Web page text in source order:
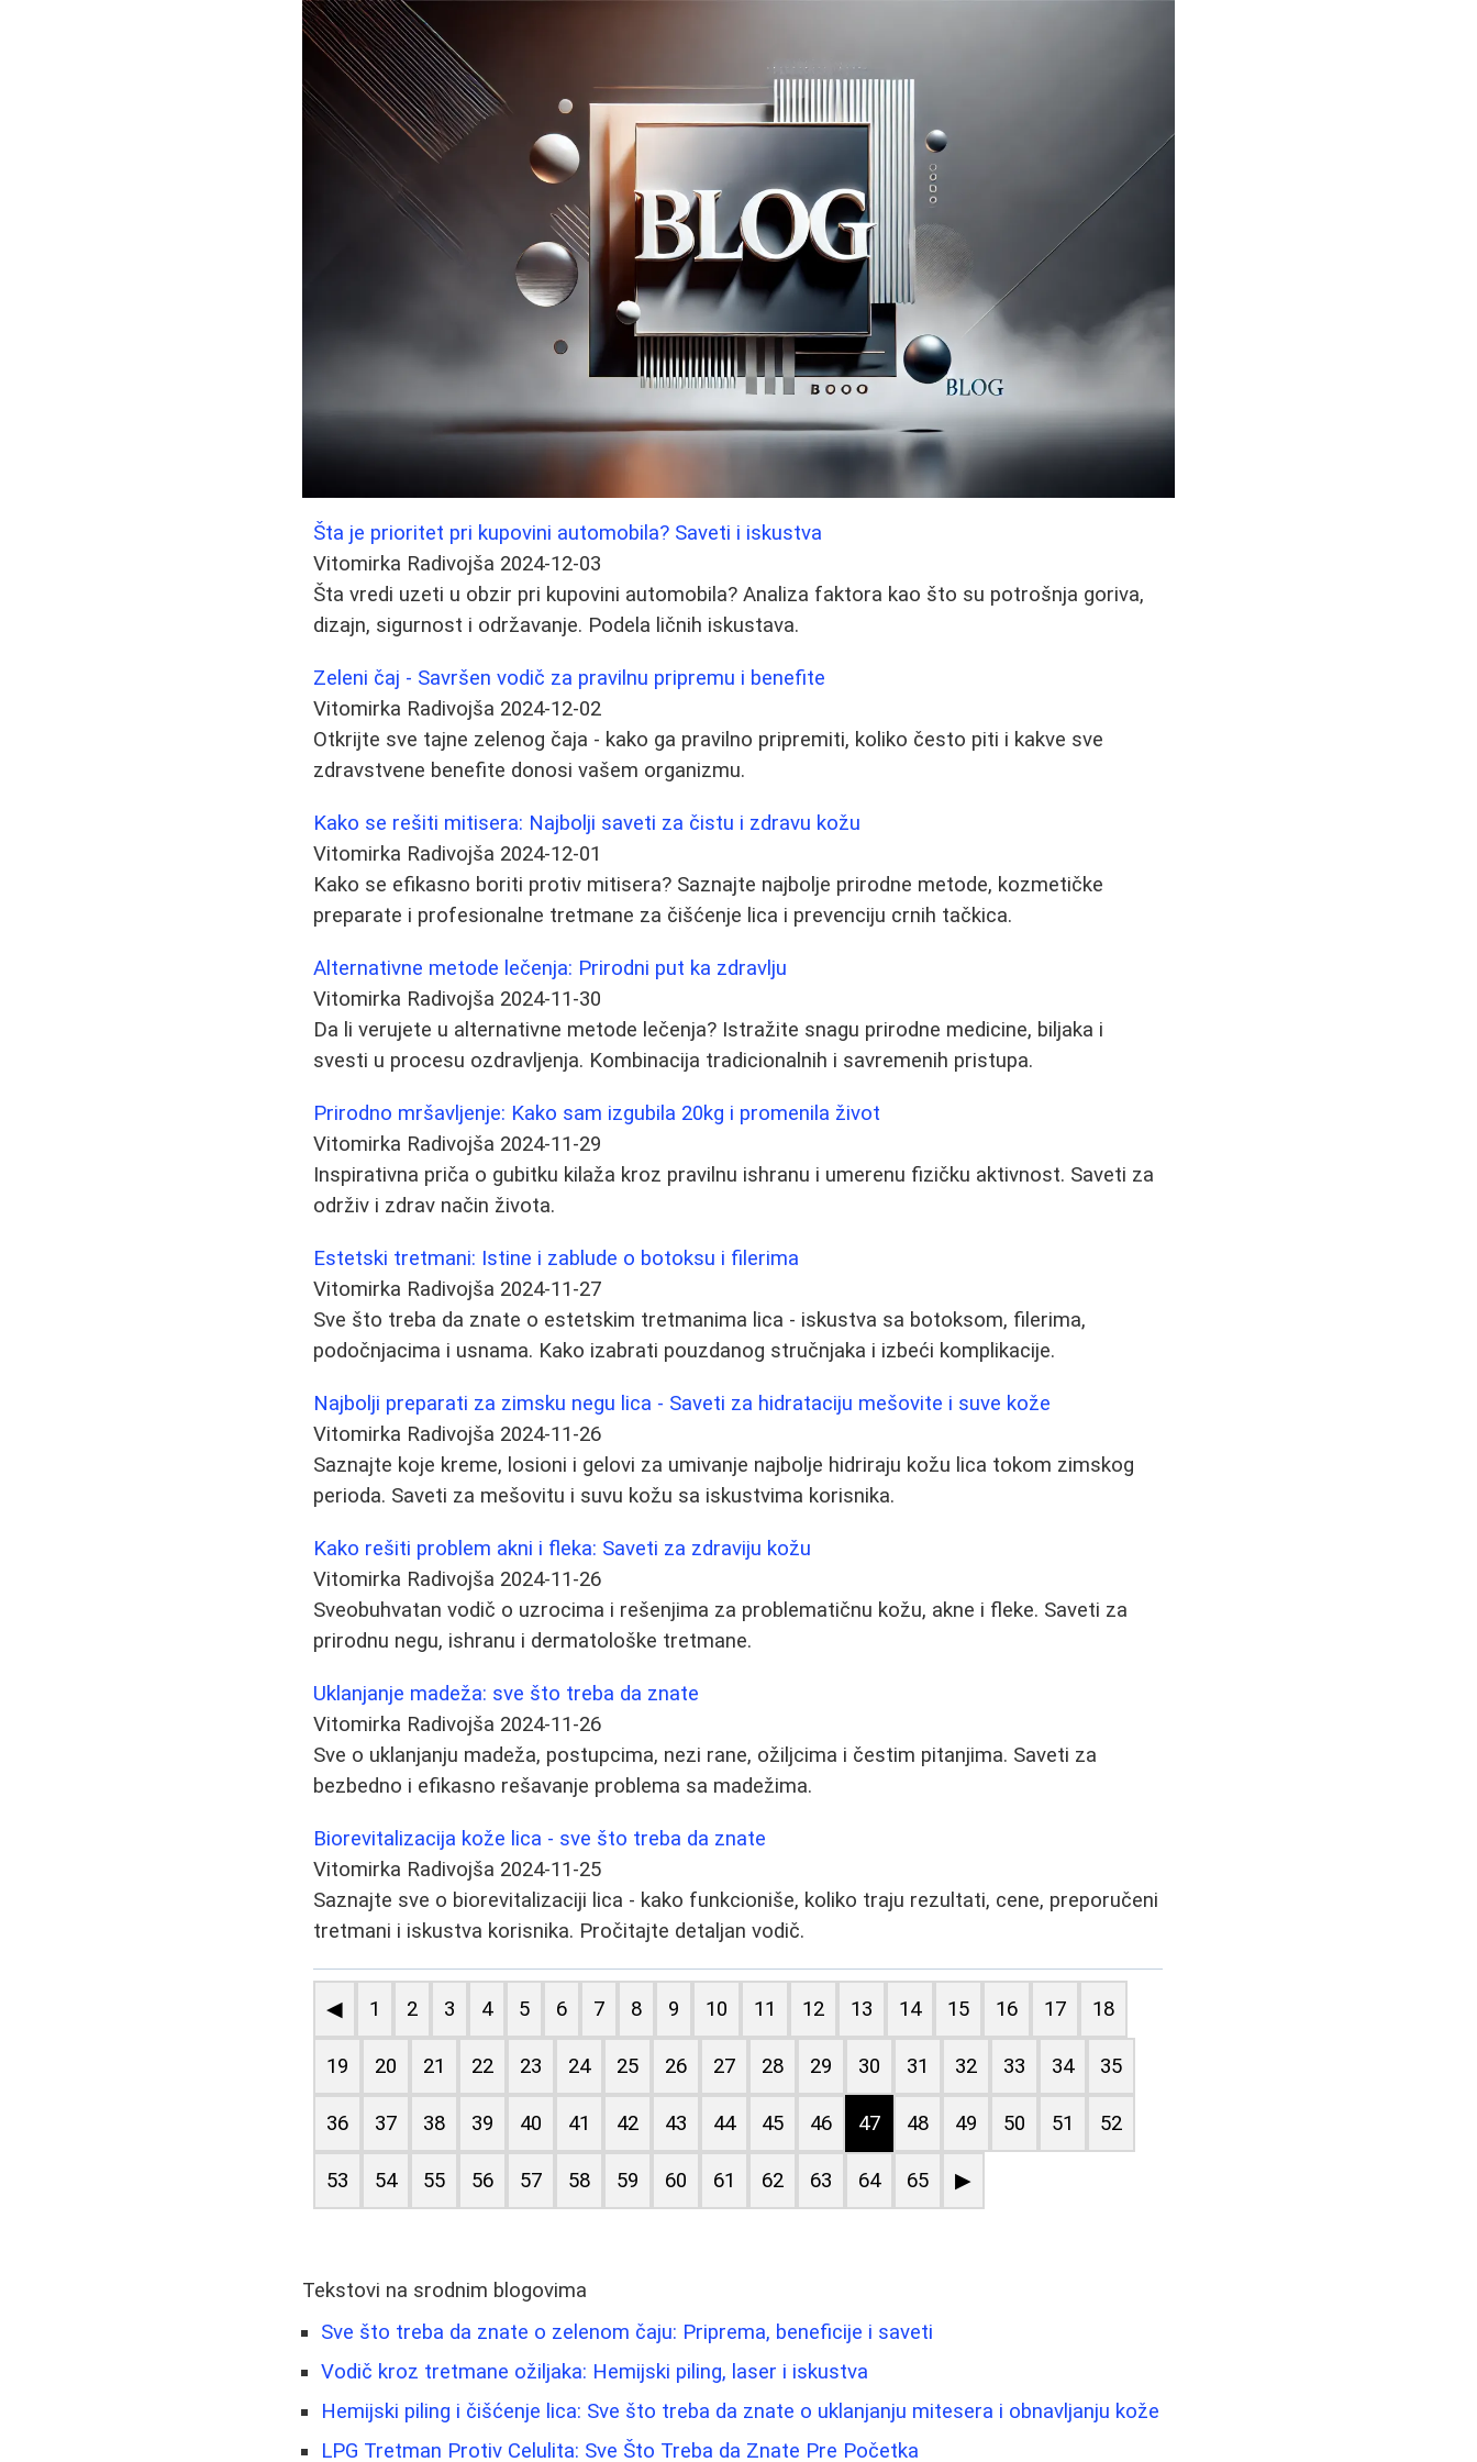
Šta je prioritet pri kupovini automobila? Saveti i iskustva
Vitomirka Radivojša 2024-12-03
Šta vredi uzeti u obzir pri kupovini automobila? Analiza faktora kao što su potrošnja goriva,
dizajn, sigurnost i održavanje. Podela ličnih iskustava.
Zeleni čaj - Savršen vodič za pravilnu pripremu i benefite
Vitomirka Radivojša 2024-12-02
Otkrijte sve tajne zelenog čaja - kako ga pravilno pripremiti, koliko često piti i kakve sve
zdravstvene benefite donosi vašem organizmu.
Kako se rešiti mitisera: Najbolji saveti za čistu i zdravu kožu
Vitomirka Radivojša 2024-12-01
Kako se efikasno boriti protiv mitisera? Saznajte najbolje prirodne metode, kozmetičke
preparate i profesionalne tretmane za čišćenje lica i prevenciju crnih tačkica.
Alternativne metode lečenja: Prirodni put ka zdravlju
Vitomirka Radivojša 2024-11-30
Da li verujete u alternativne metode lečenja? Istražite snagu prirodne medicine, biljaka i
svesti u procesu ozdravljenja. Kombinacija tradicionalnih i savremenih pristupa.
Prirodno mršavljenje: Kako sam izgubila 20kg i promenila život
Vitomirka Radivojša 2024-11-29
Inspirativna priča o gubitku kilaža kroz pravilnu ishranu i umerenu fizičku aktivnost. Saveti za
održiv i zdrav način života.
Estetski tretmani: Istine i zablude o botoksu i filerima
Vitomirka Radivojša 2024-11-27
Sve što treba da znate o estetskim tretmanima lica - iskustva sa botoksom, filerima,
podočnjacima i usnama. Kako izabrati pouzdanog stručnjaka i izbeći komplikacije.
Najbolji preparati za zimsku negu lica - Saveti za hidrataciju mešovite i suve kože
Vitomirka Radivojša 2024-11-26
Saznajte koje kreme, losioni i gelovi za umivanje najbolje hidriraju kožu lica tokom zimskog
perioda. Saveti za mešovitu i suvu kožu sa iskustvima korisnika.
Kako rešiti problem akni i fleka: Saveti za zdraviju kožu
Vitomirka Radivojša 2024-11-26
Sveobuhvatan vodič o uzrocima i rešenjima za problematičnu kožu, akne i fleke. Saveti za
prirodnu negu, ishranu i dermatološke tretmane.
Uklanjanje madeža: sve što treba da znate
Vitomirka Radivojša 2024-11-26
Sve o uklanjanju madeža, postupcima, nezi rane, ožiljcima i čestim pitanjima. Saveti za
bezbedno i efikasno rešavanje problema sa madežima.
Biorevitalizacija kože lica - sve što treba da znate
Vitomirka Radivojša 2024-11-25
Saznajte sve o biorevitalizaciji lica - kako funkcioniše, koliko traju rezultati, cene, preporučeni
tretmani i iskustva korisnika. Pročitajte detaljan vodič.
◀ 1 2 3 4 5 6 7 8 9 10 11 12 13 14 15 16 17 18
19 20 21 22 23 24 25 26 27 28 29 30 31 32 33 34 35
36 37 38 39 40 41 42 43 44 45 46 47 48 49 50 51 52
53 54 55 56 57 58 59 60 61 62 63 64 65 ▶
Tekstovi na srodnim blogovima
Sve što treba da znate o zelenom čaju: Priprema, beneficije i saveti
Vodič kroz tretmane ožiljaka: Hemijski piling, laser i iskustva
Hemijski piling i čišćenje lica: Sve što treba da znate o uklanjanju mitesera i obnavljanju kože
LPG Tretman Protiv Celulita: Sve Što Treba da Znate Pre Početka